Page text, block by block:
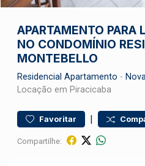
APARTAMENTO PARA
NO CONDOMÍNIO
MONTEBELLO
Residencial Apartamento -
Locação em Piracicaba
Favoritar |
Compartilhe: